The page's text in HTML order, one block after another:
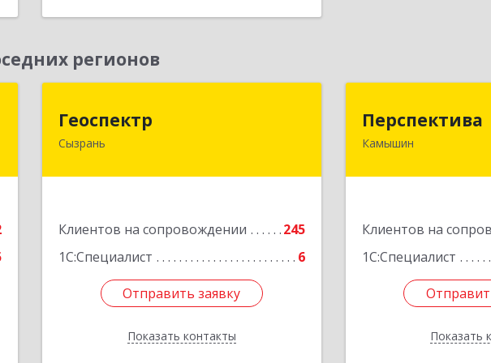
регионов
Геоспектр
Сызрань
Клиентов на сопровождении
245
1С:Специалист
6
Отправить заявку
Показать контакты
446001, Самарская обл, Сызрань г,
Отправить заявку
Назад
Перспектива
Камышин
Клиентов на
1С:Специалист
Показать
403850,